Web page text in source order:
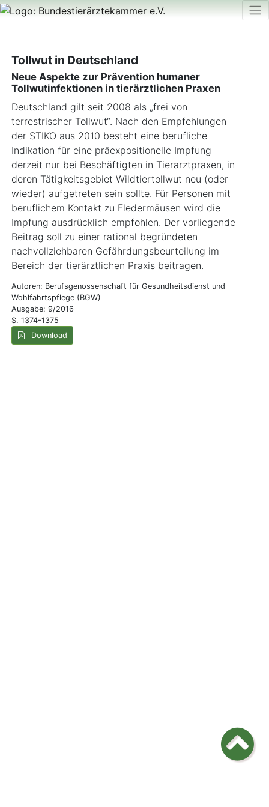
Tollwut in Deutschland
Neue Aspekte zur Prävention humaner
Tollwutinfektionen in tierärztlichen Praxen
Deutschland gilt seit 2008 als „frei von
terrestrischer Tollwut“. Nach den Empfehlungen
der STIKO aus 2010 besteht eine berufliche
Indikation für eine präexpositionelle Impfung
derzeit nur bei Beschäftigten in Tierarztpraxen, in
deren Tätigkeitsgebiet Wildtiertollwut neu (oder
wieder) aufgetreten sein sollte. Für Personen mit
beruflichem Kontakt zu Fledermäusen wird die
Impfung ausdrücklich empfohlen. Der vorliegende
Beitrag soll zu einer rational begründeten
nachvollziehbaren Gefährdungsbeurteilung im
Bereich der tierärztlichen Praxis beitragen.
Autoren: Berufsgenossenschaft für Gesundheitsdienst und
Wohlfahrtspflege (BGW)
Ausgabe: 9/2016
S. 1374-1375
Download